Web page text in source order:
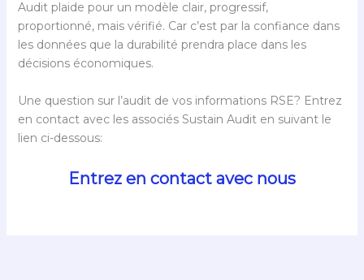
Audit plaide pour un modèle clair, progressif,
proportionné, mais vérifié. Car c’est par la confiance dans
les données que la durabilité prendra place dans les
décisions économiques.
Une question sur l’audit de vos informations RSE? Entrez
en contact avec les associés Sustain Audit en suivant le
lien ci-dessous:
Entrez en contact avec nous